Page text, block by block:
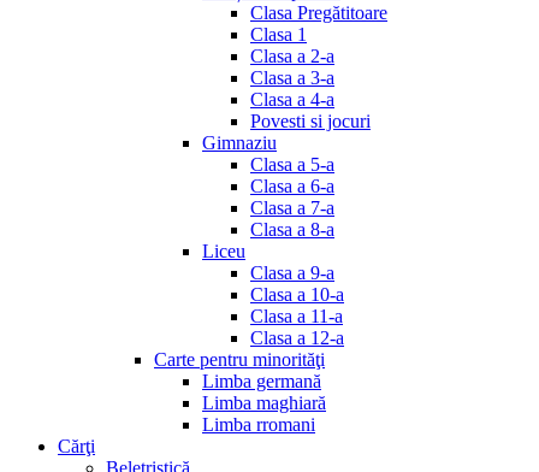
Clasa Pregătitoare
Clasa 1
Clasa a 2-a
Clasa a 3-a
Clasa a 4-a
Povesti si jocuri
Gimnaziu
Clasa a 5-a
Clasa a 6-a
Clasa a 7-a
Clasa a 8-a
Liceu
Clasa a 9-a
Clasa a 10-a
Clasa a 11-a
Clasa a 12-a
Carte pentru minorităţi
Limba germană
Limba maghiară
Limba rromani
Cărţi
Beletristică